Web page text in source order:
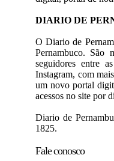
DIARIO DE
O Diario de
Pernambuco. São
seguidores entre
Instagram, com
um novo portal
acessos no site por
Diario de
1825.
Fale conosco